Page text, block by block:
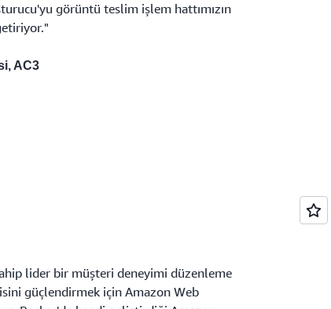
görüntü teslim işlem hattımızın
AC3
lider bir müşteri deneyimi düzenleme
güçlendirmek için Amazon Web